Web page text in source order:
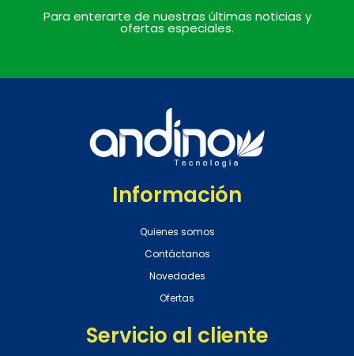
Para enterarte de nuestras últimas noticias y
ofertas especiales.
Información
Quienes somos
Contáctanos
Novedades
Ofertas
Servicio al cliente